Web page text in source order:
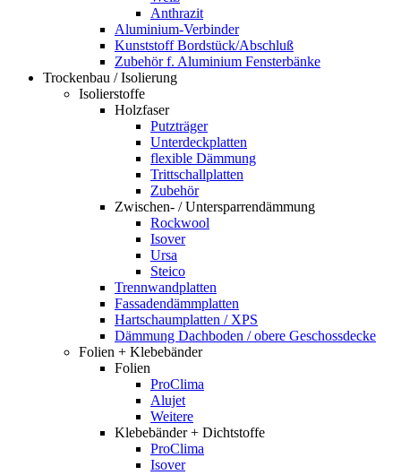
Anthrazit
Aluminium-Verbinder
Kunststoff Bordstück/Abschluß
Zubehör f. Aluminium Fensterbänke
Trockenbau / Isolierung
Isolierstoffe
Holzfaser
Putzträger
Unterdeckplatten
flexible Dämmung
Trittschallplatten
Zubehör
Zwischen- / Untersparrendämmung
Rockwool
Isover
Ursa
Steico
Trennwandplatten
Fassadendämmplatten
Hartschaumplatten / XPS
Dämmung Dachboden / obere Geschossdecke
Folien + Klebebänder
Folien
ProClima
Alujet
Weitere
Klebebänder + Dichtstoffe
ProClima
Isover